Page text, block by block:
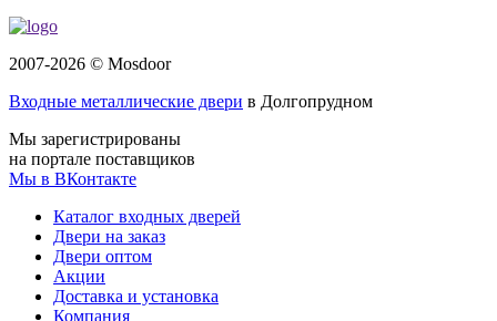
2007-2026 © Mosdoor
Входные металлические двери в Долгопрудном
Мы зарегистрированы
на портале поставщиков
Мы в ВКонтакте
Каталог входных дверей
Двери на заказ
Двери оптом
Акции
Доставка и установка
Компания